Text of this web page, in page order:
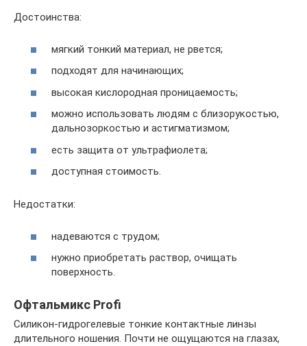
Достоинства:
мягкий тонкий материал, не рвется;
подходят для начинающих;
высокая кислородная проницаемость;
можно использовать людям с близорукостью,
дальнозоркостью и астигматизмом;
есть защита от ультрафиолета;
доступная стоимость.
Недостатки:
надеваются с трудом;
нужно приобретать раствор, очищать
поверхность.
Офтальмикс Profi
Силикон-гидрогелевые тонкие контактные линзы
длительного ношения. Почти не ощущаются на глазах,